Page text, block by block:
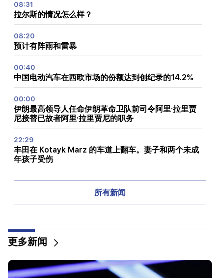
08:31
拉尔斯的情况怎么样？
08:20
预计有阵雨和雷暴
00:40
中国电动汽车在西欧市场的份额达到创纪录的14.2%
00:00
伊朗最高领导人任命伊朗革命卫队前司令阿里·拉里贾
尼接替已故者阿里·拉里贾尼的职务
22:29
丰田在 Kotayk Marz 的车道上翻车。妻子和两个未成
年孩子受伤
22:12
伊朗最高精神领袖和国家总统会面
人收到消息
北约正处于其历史上最严重的危机之中。俄罗斯联邦外
交部
所有新闻
更多新闻